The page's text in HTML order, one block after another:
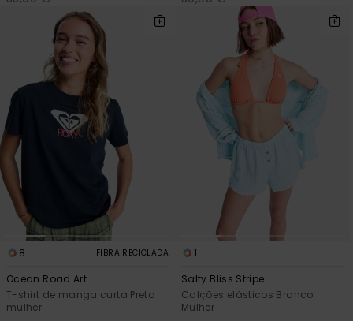
8 FIBRA RECICLADA
Ocean Road Art
T-shirt de manga curta Preto
mulher
1
Salty Bliss Stripe
Calções elásticos Branco
Mulher